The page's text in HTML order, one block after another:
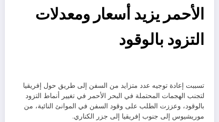
الأحمر يزيد أسعار ومعدلات
التزود بالوقود
تسببت إعادة توجيه عدد متزايد من السفن إلى طريق حول إفريقيا
لتجنب الهجمات المحتملة في البحر الأحمر في تغيير أنماط التزود
بالوقود، وعززت الطلب على وقود السفن في الموانئ النائية، من
موريشيوس إلى جنوب إفريقيا إلى جزر الكناري.